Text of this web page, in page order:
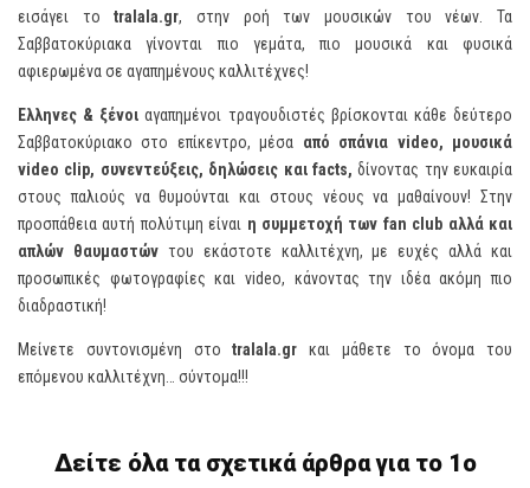
εισάγει τοtralala.gr, στην ροή των μουσικών του νέων. Τα
Σαββατοκύριακα γίνονται πιο γεμάτα, πιο μουσικά και φυσικά
αφιερωμένα σε αγαπημένους καλλιτέχνες!
Έλληνες & ξένοιαγαπημένοι τραγουδιστές βρίσκονται κάθε δεύτερο
Σαββατοκύριακο στο επίκεντρο, μέσα από σπάνια video, μουσικά
video c lip, συνεντεύξεις, δηλώσεις και facts,δίνοντας την ευκαιρία
στους παλιούς να θυμούνται και στους νέους να μαθαίνουν! Στην
προσπάθεια αυτή πολύτιμη είναι η συμμετοχή των fan club αλλά και
απλών θαυμαστώντου εκάστοτε καλλιτέχνη, με ευχές αλλά και
προσωπικές φωτογραφίες και video, κάνοντας την ιδέα ακόμη πιο
διαδραστική!
Μείνετε συντονισμένη στοtralala.gr και μάθετε το όνομα του
επόμενου καλλιτέχνη… σύντομα!!!
Δείτε όλα τα σχετικά άρθρα για το 1ο